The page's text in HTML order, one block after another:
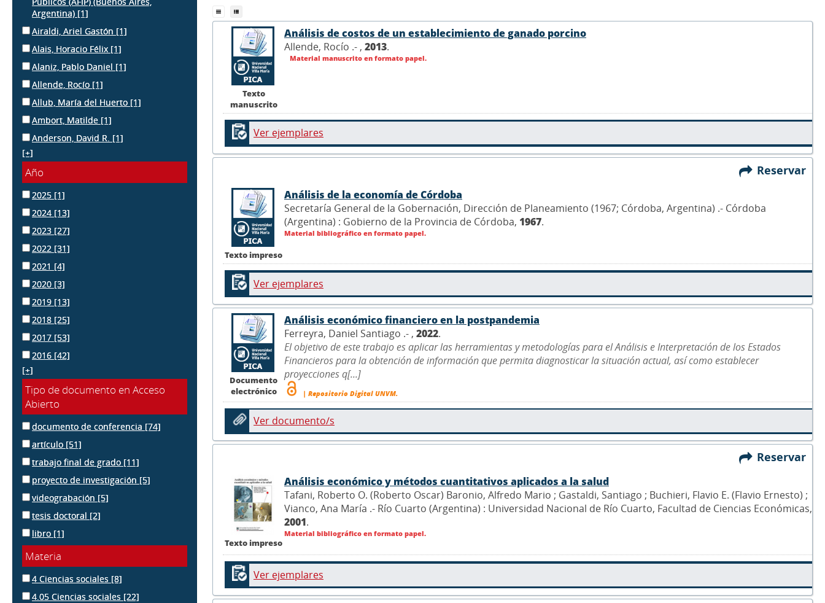
Argentina) [1]
Airaldi, Ariel Gastón [1]
Alais, Horacio Félix [1]
Alaniz, Pablo Daniel [1]
Allende, Rocío [1]
Allub, María del Huerto [1]
Ambort, Matilde [1]
Anderson, David R. [1]
[+]
Año
2025 [1]
2024 [13]
2023 [27]
2022 [31]
2021 [4]
2020 [3]
2019 [13]
2018 [25]
2017 [53]
2016 [42]
[+]
Tipo de documento en Acceso
Abierto
documento de conferencia [74]
artículo [51]
trabajo final de grado [11]
proyecto de investigación [5]
videograbación [5]
tesis doctoral [2]
libro [1]
Materia
4 Ciencias sociales [8]
4.05 Ciencias sociales [22]
Texto
manuscrito
Análisis de costos de un establecimiento de ganado porcino
Allende, Rocío .- , 2013.
Material manuscrito en formato papel.
Ver ejemplares
Reservar
Texto impreso
Análisis de la economía de Córdoba
Secretaría General de la Gobernación, Dirección de Planeamiento (1967; Córdoba, Argentina) .- Córdoba
(Argentina) : Gobierno de la Provincia de Córdoba, 1967.
Material bibliográfico en formato papel.
Ver ejemplares
Documento
electrónico
Análisis económico financiero en la postpandemia
Ferreyra, Daniel Santiago .- , 2022.
El objetivo de este trabajo es aplicar las herramientas y metodologías para el Análisis e Interpretación de los Estados
Financieros para la obtención de información que permita diagnosticar la situación actual, así como establecer
proyecciones q[...]
| Repositorio Digital UNVM.
Ver documento/s
Reservar
Texto impreso
Análisis económico y métodos cuantitativos aplicados a la salud
Tafani, Roberto O. (Roberto Oscar) Baronio, Alfredo Mario ; Gastaldi, Santiago ; Buchieri, Flavio E. (Flavio Ernesto) ;
Vianco, Ana María .- Río Cuarto (Argentina) : Universidad Nacional de Río Cuarto, Facultad de Ciencias Económicas,
2001.
Material bibliográfico en formato papel.
Ver ejemplares